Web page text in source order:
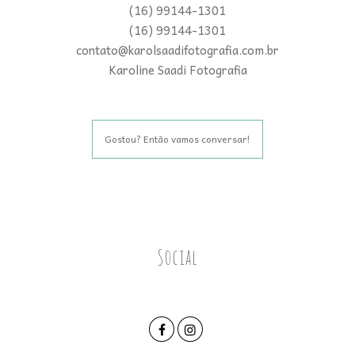
(16) 99144-1301
(16) 99144-1301
contato@karolsaadifotografia.com.br
Karoline Saadi Fotografia
Gostou? Então vamos conversar!
Social